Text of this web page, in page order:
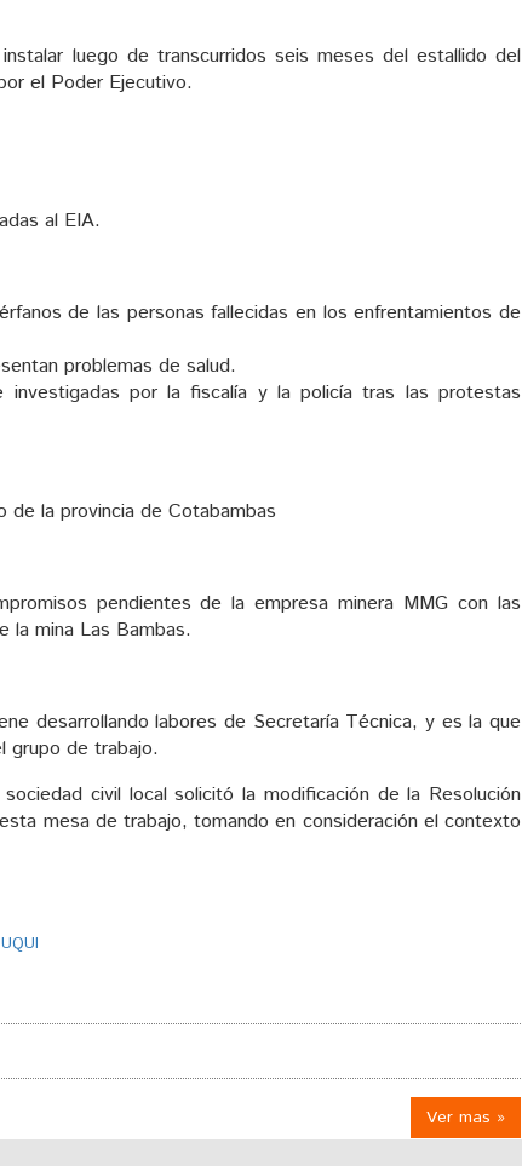
luego de transcurridos seis meses del estallido del
el Poder Ejecutivo.
al EIA.
de las personas fallecidas en los enfrentamientos de
problemas de salud.
investigadas por la fiscalía y la policía tras las protestas
de la provincia de Cotabambas
pendientes de la empresa minera MMG con las
la mina Las Bambas.
desarrollando labores de Secretaría Técnica, y es la que
grupo de trabajo.
civil local solicitó la modificación de la Resolución
mesa de trabajo, tomando en consideración el contexto
Ver mas »